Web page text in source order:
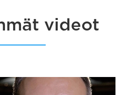
videot